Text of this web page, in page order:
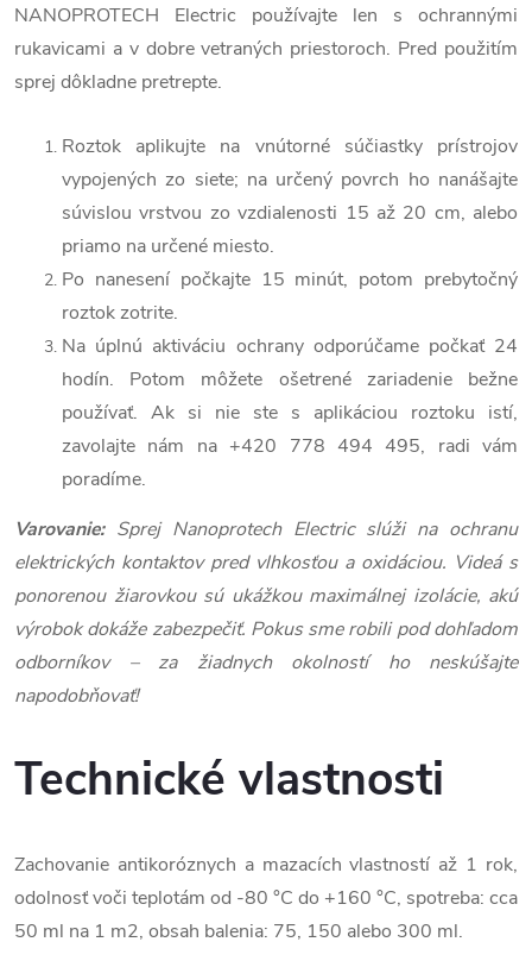
NANOPROTECH Electric používajte len s ochrannými
rukavicami a v dobre vetraných priestoroch. Pred použitím
sprej dôkladne pretrepte.
Roztok aplikujte na vnútorné súčiastky prístrojov
vypojených zo siete; na určený povrch ho nanášajte
súvislou vrstvou zo vzdialenosti 15 až 20 cm, alebo
priamo na určené miesto.
Po nanesení počkajte 15 minút, potom prebytočný
roztok zotrite.
Na úplnú aktiváciu ochrany odporúčame počkať 24
hodín. Potom môžete ošetrené zariadenie bežne
používať. Ak si nie ste s aplikáciou roztoku istí,
zavolajte nám na +420 778 494 495, radi vám
poradíme.
Varovanie:Sprej Nanoprotech Electric slúži na ochranu
elektrických kontaktov pred vlhkosťou a oxidáciou. Videá s
ponorenou žiarovkou sú ukážkou maximálnej izolácie, akú
výrobok dokáže zabezpečiť. Pokus sme robili pod dohľadom
odborníkov – za žiadnych okolností ho neskúšajte
napodobňovať!
Technické vlastnosti
Zachovanie antikoróznych a mazacích vlastností až 1 rok,
odolnosť voči teplotám od -80 °C do +160 °C, spotreba: cca
50 ml na 1 m2, obsah balenia: 75, 150 alebo 300 ml.